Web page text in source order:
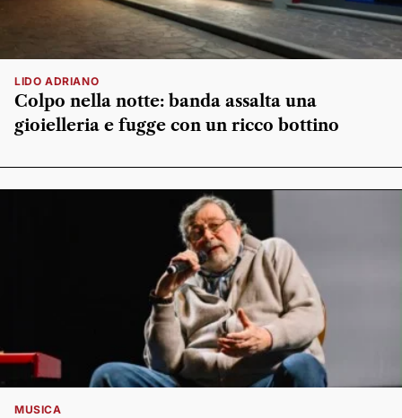
LIDO ADRIANO
Colpo nella notte: banda assalta una
gioielleria e fugge con un ricco bottino
MUSICA